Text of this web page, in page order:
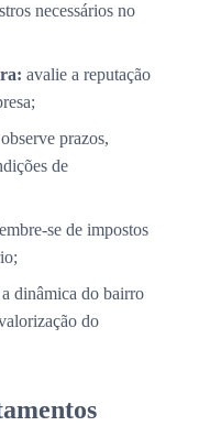
necessários no
avalie a reputação
observe prazos,
de
se de impostos
dinâmica do bairro
do